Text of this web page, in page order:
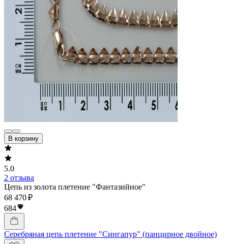
В корзину
5.0
2 отзыва
Цепь из золота плетение "Фантазийное"
68 470 ₽
684
Серебряная цепь плетение "Сингапур" (панцирное двойное)